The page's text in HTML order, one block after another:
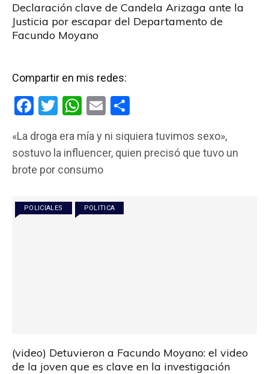
Declaración clave de Candela Arizaga ante la
Justicia por escapar del Departamento de
Facundo Moyano
Compartir en mis redes:
F
ce
b
o
o
k
T
tt
er
W
at
s
p
p
E
ail m
p
«La droga era mía y ni siquiera tuvimos sexo»,
sostuvo la influencer, quien precisó que tuvo un
brote por consumo
POLICIALES POLITICA
(video) Detuvieron a Facundo Moyano: el video
de la joven que es clave en la investigación